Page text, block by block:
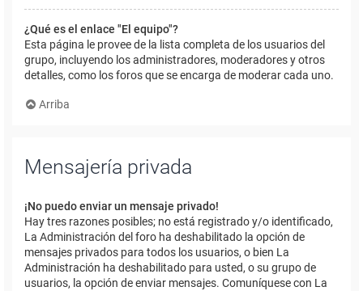
¿Qué es el enlace "El equipo"?
Esta página le provee de la lista completa de los usuarios del
grupo, incluyendo los administradores, moderadores y otros
detalles, como los foros que se encarga de moderar cada uno.
Arriba
Mensajería privada
¡No puedo enviar un mensaje privado!
Hay tres razones posibles; no está registrado y/o identificado,
La Administración del foro ha deshabilitado la opción de
mensajes privados para todos los usuarios, o bien La
Administración ha deshabilitado para usted, o su grupo de
usuarios, la opción de enviar mensajes. Comuníquese con La